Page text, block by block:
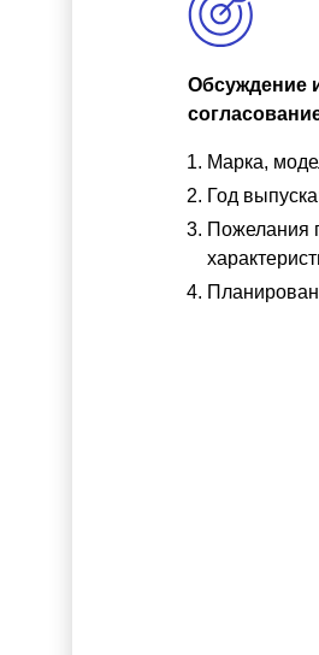
Обсуждение
Марка,
Год
Пожелания